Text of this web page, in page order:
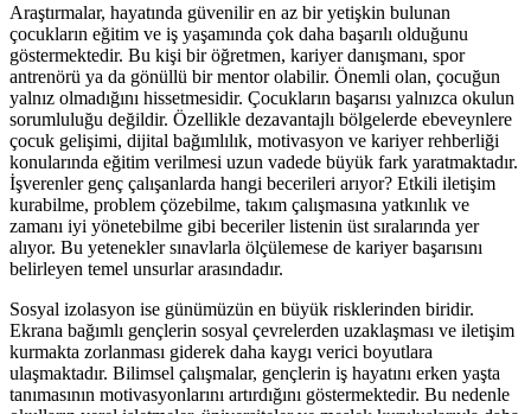
Araştırmalar, hayatında güvenilir en az bir yetişkin bulunan
çocukların eğitim ve iş yaşamında çok daha başarılı olduğunu
göstermektedir. Bu kişi bir öğretmen, kariyer danışmanı, spor
antrenörü ya da gönüllü bir mentor olabilir. Önemli olan, çocuğun
yalnız olmadığını hissetmesidir. Çocukların başarısı yalnızca okulun
sorumluluğu değildir. Özellikle dezavantajlı bölgelerde ebeveynlere
çocuk gelişimi, dijital bağımlılık, motivasyon ve kariyer rehberliği
konularında eğitim verilmesi uzun vadede büyük fark yaratmaktadır.
İşverenler genç çalışanlarda hangi becerileri arıyor? Etkili iletişim
kurabilme, problem çözebilme, takım çalışmasına yatkınlık ve
zamanı iyi yönetebilme gibi beceriler listenin üst sıralarında yer
alıyor. Bu yetenekler sınavlarla ölçülemese de kariyer başarısını
belirleyen temel unsurlar arasındadır.
Sosyal izolasyon ise günümüzün en büyük risklerinden biridir.
Ekrana bağımlı gençlerin sosyal çevrelerden uzaklaşması ve iletişim
kurmakta zorlanması giderek daha kaygı verici boyutlara
ulaşmaktadır. Bilimsel çalışmalar, gençlerin iş hayatını erken yaşta
tanımasının motivasyonlarını artırdığını göstermektedir. Bu nedenle